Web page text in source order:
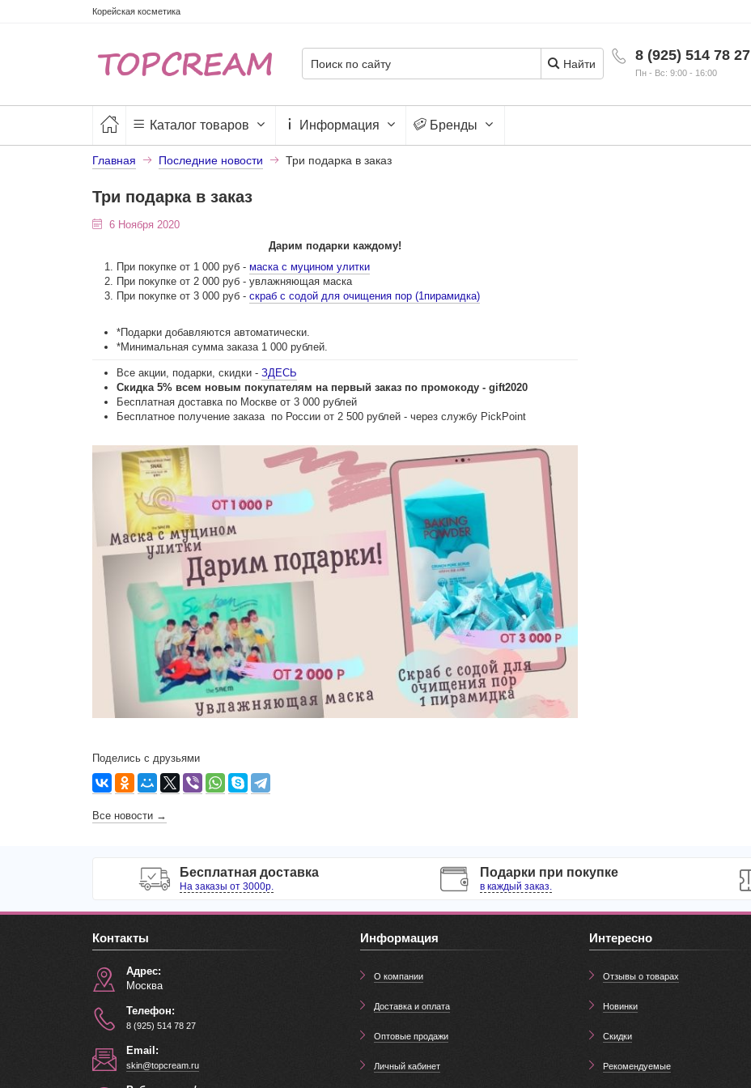
Корейская косметика
8 (925) 514 78 27
Пн - Вс: 9:00 - 16:00
Найти
Каталог товаров Информация Бренды
Главная Последние новости Три подарка в заказ
Три подарка в заказ
6 Ноября 2020
Дарим подарки каждому!
При покупке от 1 000 руб - маска с муцином улитки
При покупке от 2 000 руб - увлажняющая маска
При покупке от 3 000 руб - скраб с содой для очищения пор (1пирамидка)
*Подарки добавляются автоматически.
*Минимальная сумма заказа 1 000 рублей.
Все акции, подарки, скидки - ЗДЕСЬ
Скидка 5% всем новым покупателям на первый заказ по промокоду - gift2020
Бесплатная доставка по Москве от 3 000 рублей
Бесплатное получение заказа по России от 2 500 рублей - через службу PickPoint
Поделись с друзьями
Все новости →
Бесплатная доставка
На заказы от 3000р.
Подарки при покупке
в каждый заказ.
Контакты
Адрес:
Москва
Телефон:
8 (925) 514 78 27
Email:
skin@topcream.ru
Информация
О компании
Доставка и оплата
Оптовые продажи
Личный кабинет
Интересно
Отзывы о товарах
Новинки
Скидки
Рекомендуемые